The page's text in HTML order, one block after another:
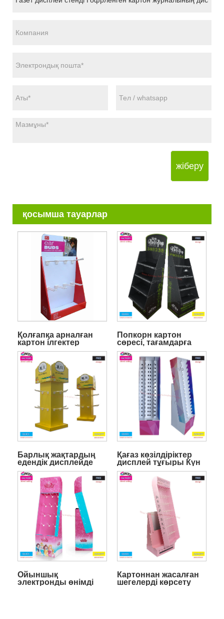
жіберу
қосымша тауарлар
Қолғапқа арналған
картон ілгектер
дисплей тірегі
Попкорн картон
сөресі, тағамдарға
арналған қабаттары
бар картоннан
жасалған еден
дисплейі
Барлық жақтардың
едендік дисплейде
Sucks Shocks
Қағаз көзілдіріктер
дисплей тұғыры Күн
көзілдіріктер дисплей
тұғыры
Ойыншық
электронды өнімді
Картоннан жасалған
шегелерді көрсету